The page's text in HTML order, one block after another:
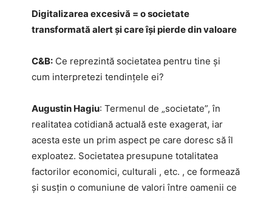
Digitalizarea excesivă = o societate
transformată alert și care își pierde din valoare
C&B: Ce reprezintă societatea pentru tine și
cum interpretezi tendințele ei?
Augustin Hagiu: Termenul de „societate”, în
realitatea cotidiană actuală este exagerat, iar
acesta este un prim aspect pe care doresc să îl
exploatez. Societatea presupune totalitatea
factorilor economici, culturali , etc. , ce formează
și susțin o comuniune de valori între oamenii ce